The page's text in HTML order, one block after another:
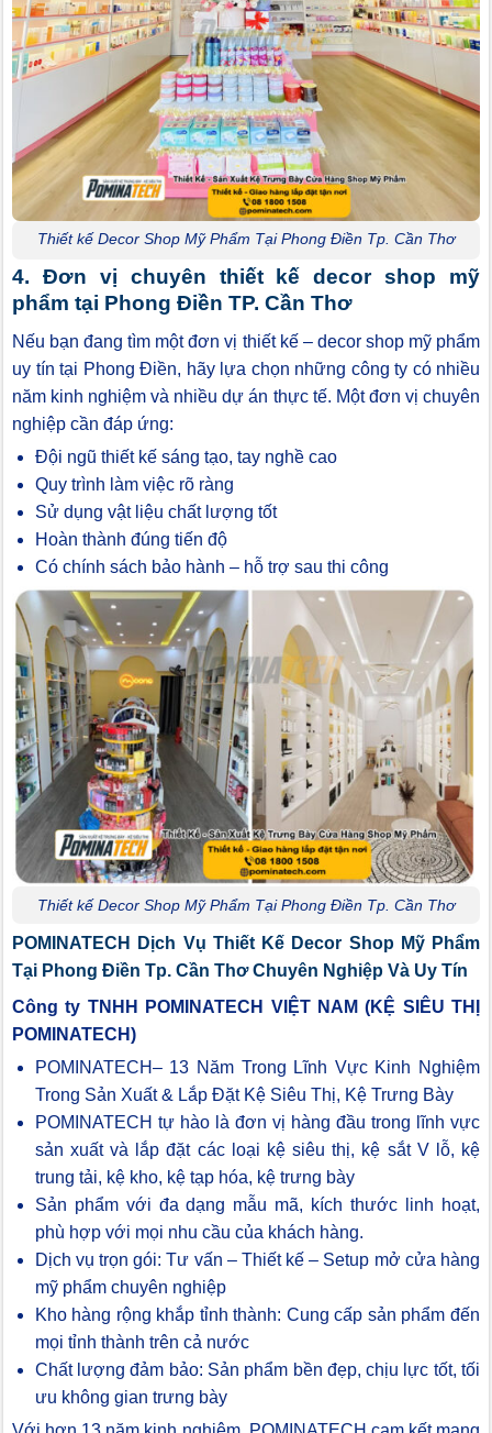
Thiết kế Decor Shop Mỹ Phẩm Tại Phong Điền Tp. Cần Thơ
4. Đơn vị chuyên thiết kế decor shop mỹ
phẩm tại Phong Điền TP. Cần Thơ
Nếu bạn đang tìm một đơn vị thiết kế – decor shop mỹ phẩm
uy tín tại Phong Điền, hãy lựa chọn những công ty có nhiều
năm kinh nghiệm và nhiều dự án thực tế. Một đơn vị chuyên
nghiệp cần đáp ứng:
Đội ngũ thiết kế sáng tạo, tay nghề cao
Quy trình làm việc rõ ràng
Sử dụng vật liệu chất lượng tốt
Hoàn thành đúng tiến độ
Có chính sách bảo hành – hỗ trợ sau thi công
Thiết kế Decor Shop Mỹ Phẩm Tại Phong Điền Tp. Cần Thơ
POMINATECH Dịch Vụ Thiết Kế Decor Shop Mỹ Phẩm
Tại Phong Điền Tp. Cần Thơ Chuyên Nghiệp Và Uy Tín
Công ty TNHH POMINATECH VIỆT NAM (KỆ SIÊU THỊ
POMINATECH)
POMINATECH– 13 Năm Trong Lĩnh Vực Kinh Nghiệm
Trong Sản Xuất & Lắp Đặt Kệ Siêu Thị, Kệ Trưng Bày
POMINATECH tự hào là đơn vị hàng đầu trong lĩnh vực
sản xuất và lắp đặt các loại kệ siêu thị, kệ sắt V lỗ, kệ
trung tải, kệ kho, kệ tạp hóa, kệ trưng bày
Sản phẩm với đa dạng mẫu mã, kích thước linh hoạt,
phù hợp với mọi nhu cầu của khách hàng.
Dịch vụ trọn gói: Tư vấn – Thiết kế – Setup mở cửa hàng
mỹ phẩm chuyên nghiệp
Kho hàng rộng khắp tỉnh thành: Cung cấp sản phẩm đến
mọi tỉnh thành trên cả nước
Chất lượng đảm bảo: Sản phẩm bền đẹp, chịu lực tốt, tối
ưu không gian trưng bày